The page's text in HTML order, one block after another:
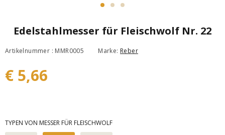
Edelstahlmesser für Fleischwolf Nr. 22
Artikelnummer : MMR0005 Marke: Reber
€ 5,66
TYPEN VON MESSER FÜR FLEISCHWOLF